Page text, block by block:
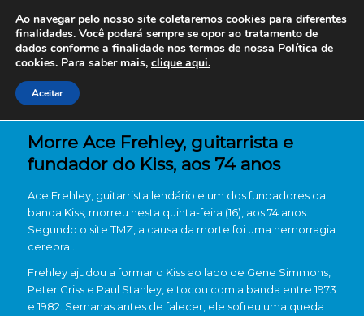
Morre Ace Frehley, guitarrista e
fundador do Kiss, aos 74 anos
Ace Frehley, guitarrista lendário e um dos fundadores da
banda Kiss, morreu nesta quinta-feira (16), aos 74 anos.
Segundo o site TMZ, a causa da morte foi uma hemorragia
cerebral.
Frehley ajudou a formar o Kiss ao lado de Gene Simmons,
Peter Criss e Paul Stanley, e tocou com a banda entre 1973
e 1982. Semanas antes de falecer, ele sofreu uma queda
Ao navegar pelo nosso site coletaremos cookies para diferentes
finalidades. Você poderá sempre se opor ao tratamento de
dados conforme a finalidade nos termos de nossa Política de
cookies. Para saber mais, clique aqui.
Aceitar